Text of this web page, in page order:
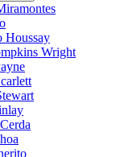
Houssay
Wright